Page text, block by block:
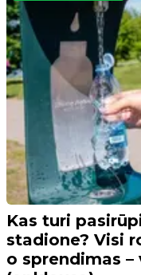
Kas turi
stadione? Visi
o sprendimas –